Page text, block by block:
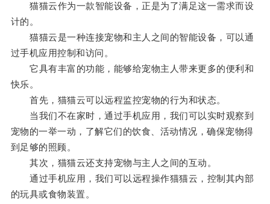
猫猫云作为一款智能设备，正是为了满足这一需求而设
计的。
猫猫云是一种连接宠物和主人之间的智能设备，可以通
过手机应用控制和访问。
它具有丰富的功能，能够给宠物主人带来更多的便利和
快乐。
首先，猫猫云可以远程监控宠物的行为和状态。
当我们不在家时，通过手机应用，我们可以实时观察到
宠物的一举一动，了解它们的饮食、活动情况，确保宠物得
到足够的照顾。
其次，猫猫云还支持宠物与主人之间的互动。
通过手机应用，我们可以远程操作猫猫云，控制其内部
的玩具或食物装置。